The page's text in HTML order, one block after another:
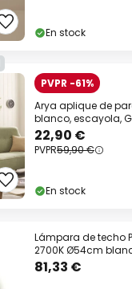
En stock
PVPR -61%
Arya aplique de
blanco, escayola,
22,90 €
PVPR59,90 €
En stock
Lámpara de techo
2700K Ø54cm
81,33 €